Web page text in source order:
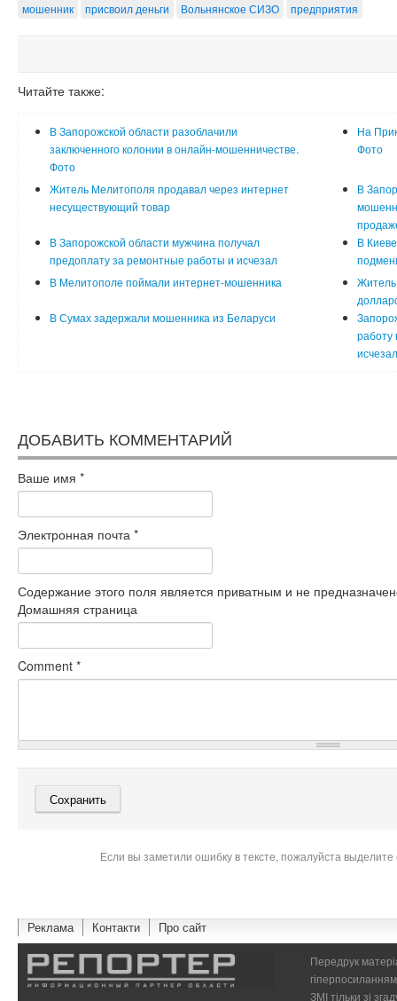
мошенник
присвоил деньги Вольнянское СИЗО предприятия
Читайте также:
В Запорожской области разоблачили
заключенного колонии в онлайн-мошенничестве.
Фото
На
Фото
Житель Мелитополя продавал через интернет
несуществующий товар
В
В Запорожской области мужчина получал
предоплату за ремонтные работы и исчезал
В
В Мелитополе поймали интернет-мошенника
В Сумах задержали мошенника из Беларуси
работу
исчезал
ДОБАВИТЬ КОММЕНТАРИЙ
Ваше имя *
Электронная почта *
Содержание этого поля является приватным и не
Домашняя страница
Comment *
Если вы заметили ошибку в тексте, пожалуйста
Реклама Контакти Про сайт
Передрук
ЗМІ тільки зі